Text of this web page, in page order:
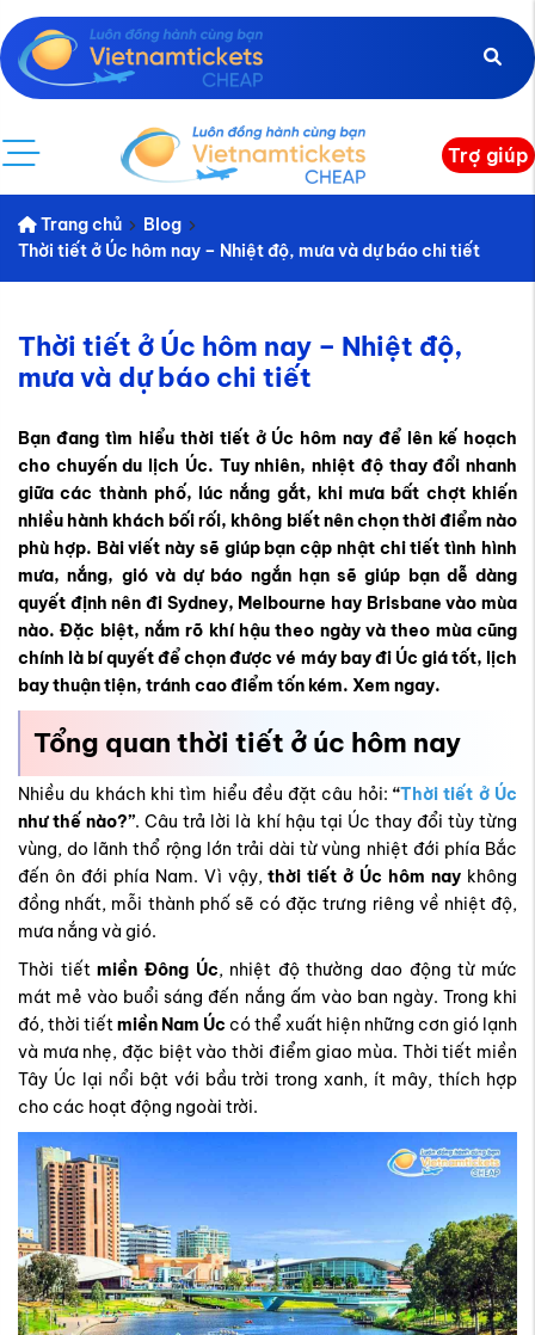
Trợ giúp
Trang chủ
Blog
Thời tiết ở Úc hôm nay – Nhiệt độ, mưa và dự báo chi tiết
Thời tiết ở Úc hôm nay – Nhiệt độ,
mưa và dự báo chi tiết
Bạn đang tìm hiểu thời tiết ở Úc hôm nay để lên kế hoạch
cho chuyến du lịch Úc. Tuy nhiên, nhiệt độ thay đổi nhanh
giữa các thành phố, lúc nắng gắt, khi mưa bất chợt khiến
nhiều hành khách bối rối, không biết nên chọn thời điểm nào
phù hợp. Bài viết này sẽ giúp bạn cập nhật chi tiết tình hình
mưa, nắng, gió và dự báo ngắn hạn sẽ giúp bạn dễ dàng
quyết định nên đi Sydney, Melbourne hay Brisbane vào mùa
nào. Đặc biệt, nắm rõ khí hậu theo ngày và theo mùa cũng
chính là bí quyết để chọn được vé máy bay đi Úc giá tốt, lịch
bay thuận tiện, tránh cao điểm tốn kém. Xem ngay.
Tổng quan thời tiết ở úc hôm nay
Nhiều du khách khi tìm hiểu đều đặt câu hỏi:“Thời tiết ở Úc
như thế nào?”. Câu trả lời là khí hậu tại Úc thay đổi tùy từng
vùng, do lãnh thổ rộng lớn trải dài từ vùng nhiệt đới phía Bắc
đến ôn đới phía Nam. Vì vậy,thời tiết ở Úc hôm nay không
đồng nhất, mỗi thành phố sẽ có đặc trưng riêng về nhiệt độ,
mưa nắng và gió.
Thời tiếtmiền Đông Úc, nhiệt độ thường dao động từ mức
mát mẻ vào buổi sáng đến nắng ấm vào ban ngày. Trong khi
đó, thời tiếtmiền Nam Úc có thể xuất hiện những cơn gió lạnh
và mưa nhẹ, đặc biệt vào thời điểm giao mùa. Thời tiết miền
Tây Úc lại nổi bật với bầu trời trong xanh, ít mây, thích hợp
cho các hoạt động ngoài trời.